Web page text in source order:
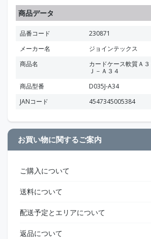
商品データ
品番コード
230871
メーカー名
ジョインテックス
商品名
カードケース軟質Ａ
Ｊ－Ａ３４
商品型番
D035J-A34
JANコード
4547345005384
お買い物に関するご案内
ご購入について
送料について
配送予定とエリアについて
返品について